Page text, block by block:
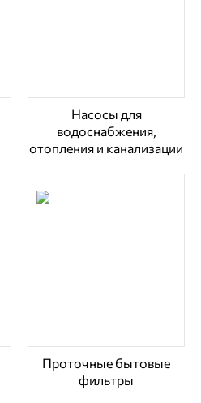
Насосы для
водоснабжения,
отопления и канализации
Проточные бытовые
фильтры